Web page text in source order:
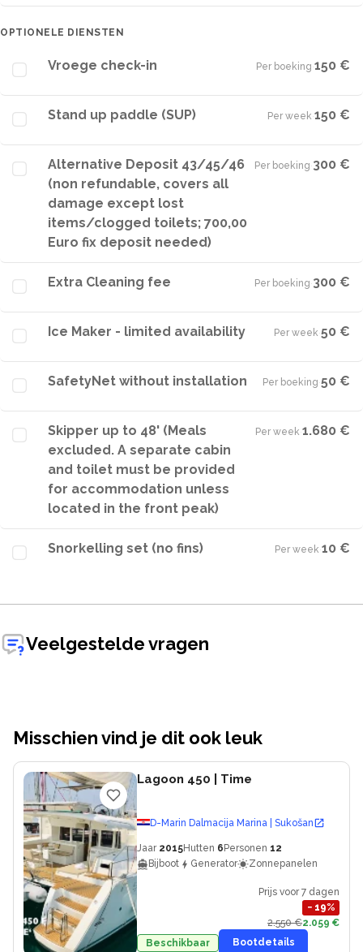
OPTIONELE DIENSTEN
Vroege check-in Per boeking·150 €
Stand up paddle (SUP) Per week·150 €
Alternative Deposit 43/45/46
(non refundable, covers all
damage except lost
items/clogged toilets; 700,00
Euro fix deposit needed)
Per boeking·300 €
Extra Cleaning fee Per boeking·300 €
Ice Maker - limited availability Per week·50 €
SafetyNet without installation Per boeking·50 €
Skipper up to 48' (Meals
excluded. A separate cabin
and toilet must be provided
for accommodation unless
located in the front peak)
Per week·1.680 €
Snorkelling set (no fins) Per week·10 €
Veelgestelde vragen
Misschien vind je dit ook leuk
Lagoon 450 | Time
D-Marin Dalmacija Marina | Sukošan
Jaar 2015Hutten 6 Personen 12
Bijboot
Generator Zonnepanelen
Prijs voor 7 dagen
− 19%
2.550 €2.059 €
Beschikbaar
Bootdetails